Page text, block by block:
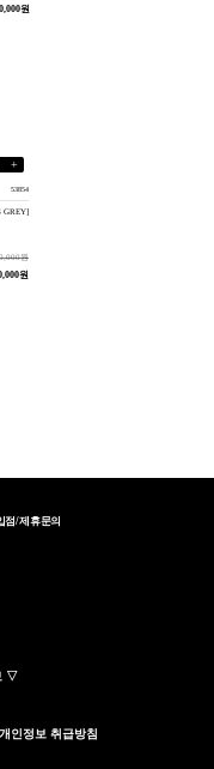
원
+
53854
GREY]
원
원
점/제휴문의
▽
개인정보 취급방침